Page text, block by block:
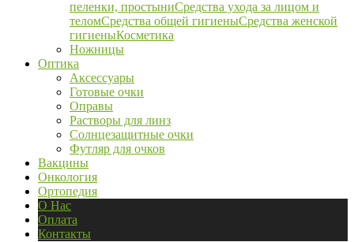
пеленки, простыниСредства ухода за лицом и
теломСредства общей гигиеныСредства женской
гигиеныКосметика
Ножницы
Оптика
Аксессуары
Готовые очки
Оправы
Растворы для линз
Солнцезащитные очки
Футляр для очков
Вакцины
Онкология
Ортопедия
О Нас
Оплата
Контакты